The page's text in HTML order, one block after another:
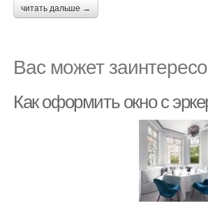
читать дальше →
Вас может
Как оформить окно с